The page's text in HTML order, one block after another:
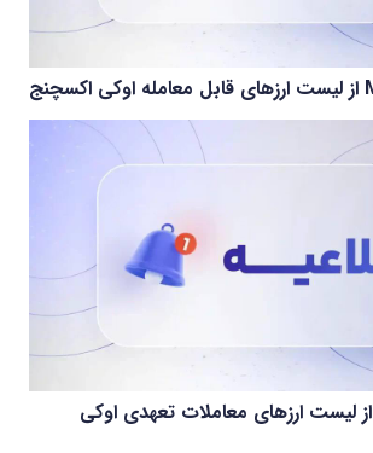
حذف ارز AERGO از لیست ارزهای معاملات تعهدی اوکی